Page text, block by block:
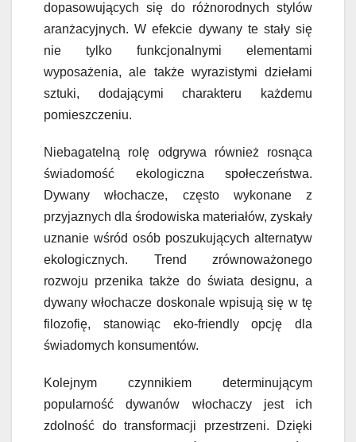
dopasowujących się do różnorodnych stylów
aranżacyjnych. W efekcie dywany te stały się
nie tylko funkcjonalnymi elementami
wyposażenia, ale także wyrazistymi dziełami
sztuki, dodającymi charakteru każdemu
pomieszczeniu.
Niebagatelną rolę odgrywa również rosnąca
świadomość ekologiczna społeczeństwa.
Dywany włochacze, często wykonane z
przyjaznych dla środowiska materiałów, zyskały
uznanie wśród osób poszukujących alternatyw
ekologicznych. Trend zrównoważonego
rozwoju przenika także do świata designu, a
dywany włochacze doskonale wpisują się w tę
filozofię, stanowiąc eko-friendly opcję dla
świadomych konsumentów.
Kolejnym czynnikiem determinującym
popularność dywanów włochaczy jest ich
zdolność do transformacji przestrzeni. Dzięki